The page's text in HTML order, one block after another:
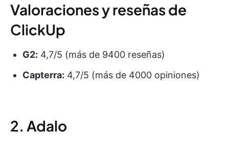
Valoraciones y reseñas de
ClickUp
G2: 4,7/5 (más de 9400 reseñas)
Capterra: 4,7/5 (más de 4000 opiniones)
2. Adalo